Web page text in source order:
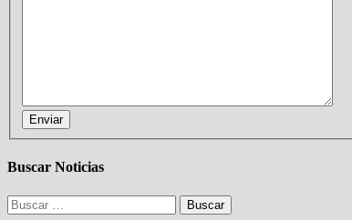
Enviar
Buscar Noticias
Buscar: